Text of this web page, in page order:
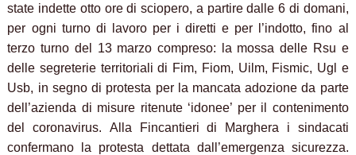
state indette otto ore di sciopero, a partire dalle 6 di domani,
per ogni turno di lavoro per i diretti e per l’indotto, fino al
terzo turno del 13 marzo compreso: la mossa delle Rsu e
delle segreterie territoriali di Fim, Fiom, Uilm, Fismic, Ugl e
Usb, in segno di protesta per la mancata adozione da parte
dell’azienda di misure ritenute ‘idonee’ per il contenimento
del coronavirus.
Alla Fincantieri di Marghera i sindacati
confermano la protesta dettata dall’emergenza sicurezza.